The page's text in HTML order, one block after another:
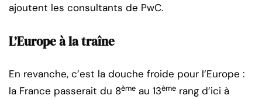
ajoutent les consultants de PwC.
L’Europe à la traîne
En revanche, c’est la douche froide pour l’Europe :
la France passerait du 8ème au 13ème rang d’ici à